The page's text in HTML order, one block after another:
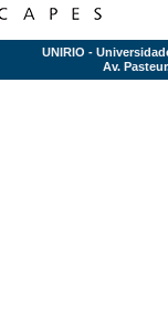
UNIRIO -
Av.